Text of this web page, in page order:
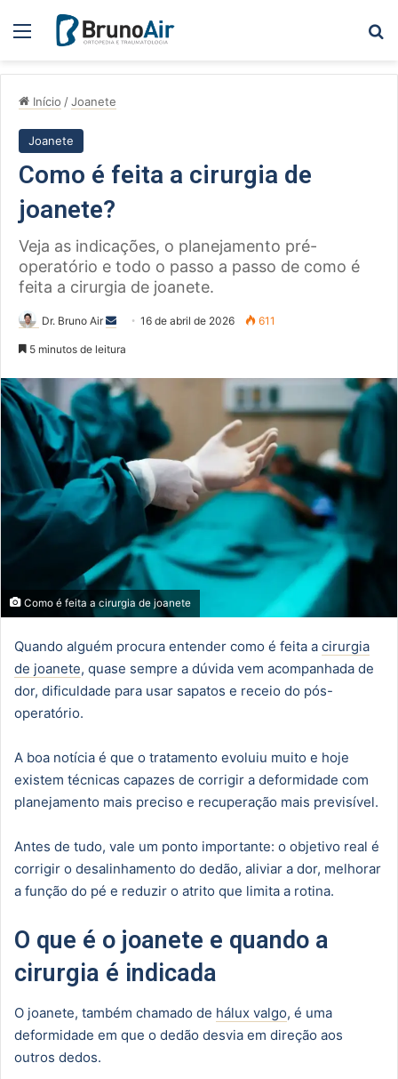
Menu
Início /Joanete
Joanete
Como é feita a cirurgia de
joanete?
Veja as indicações, o planejamento pré-
operatório e todo o passo a passo de como é
feita a cirurgia de joanete.
Dr. Bruno Air
Mande
mail
16 de abril de 2026 611
5 minutos de leitura
Como é feita a cirurgia de joanete
Quando alguém procura entender como é feita a cirurgia
de joanete, quase sempre a dúvida vem acompanhada de
dor, dificuldade para usar sapatos e receio do pós-
operatório.
A boa notícia é que o tratamento evoluiu muito e hoje
existem técnicas capazes de corrigir a deformidade com
planejamento mais preciso e recuperação mais previsível.
Antes de tudo, vale um ponto importante: o objetivo real é
corrigir o desalinhamento do dedão, aliviar a dor, melhorar
a função do pé e reduzir o atrito que limita a rotina.
O que é o joanete e quando a
cirurgia é indicada
O joanete, também chamado de hálux valgo, é uma
deformidade em que o dedão desvia em direção aos
outros dedos.